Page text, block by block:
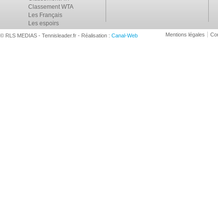
Classement WTA
Les Français
Les espoirs
© RLS MEDIAS - Tennisleader.fr - Réalisation : Canal-Web Mentions légales